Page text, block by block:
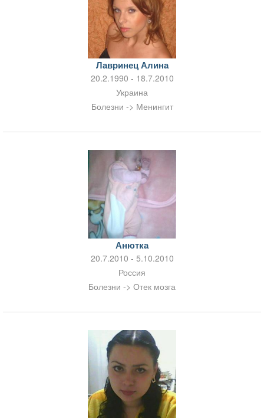
Лавринец Алина
20.2.1990 - 18.7.2010
Украина
Болезни -> Менингит
Анютка
20.7.2010 - 5.10.2010
Россия
Болезни -> Отек мозга